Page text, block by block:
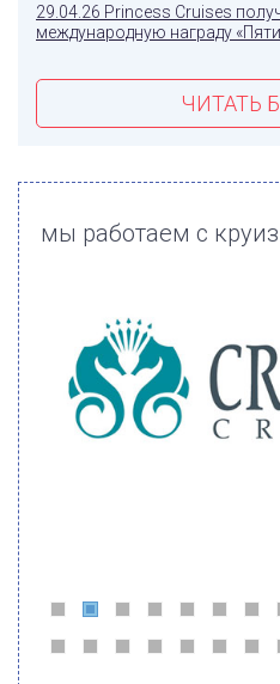
29.04.26 Princess Cruises
международную награду
ЧИТАТЬ
мы работаем с